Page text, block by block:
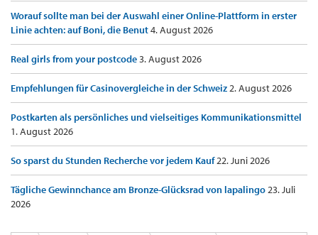
Worauf sollte man bei der Auswahl einer Online-Plattform in erster
Linie achten: auf Boni, die Benut4. August 2026
Real girls from your postcode3. August 2026
Empfehlungen für Casinovergleiche in der Schweiz2. August 2026
Postkarten als persönliches und vielseitiges Kommunikationsmittel
1. August 2026
So sparst du Stunden Recherche vor jedem Kauf22. Juni 2026
Tägliche Gewinnchance am Bronze-Glücksrad von lapalingo23. Juli
2026